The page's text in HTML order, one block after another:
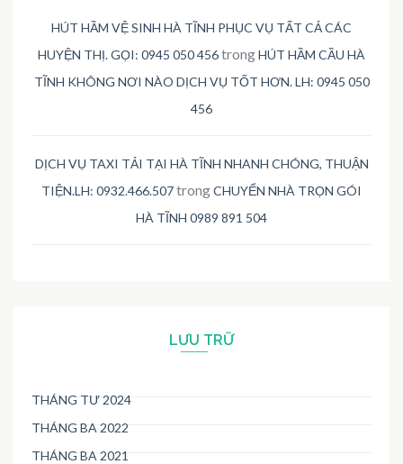
HÚT HẦM VỆ SINH HÀ TĨNH PHỤC VỤ TẤT CẢ CÁC
HUYỆN THỊ. GỌI: 0945 050 456trongHÚT HẦM CẦU HÀ
TĨNH KHÔNG NƠI NÀO DỊCH VỤ TỐT HƠN. LH: 0945 050
456
DỊCH VỤ TAXI TẢI TẠI HÀ TĨNH NHANH CHÓNG, THUẬN
TIỆN.LH: 0932.466.507trongCHUYỂN NHÀ TRỌN GÓI
HÀ TĨNH 0989 891 504
LƯU TRỮ
THÁNG TƯ 2024
THÁNG BA 2022
THÁNG BA 2021